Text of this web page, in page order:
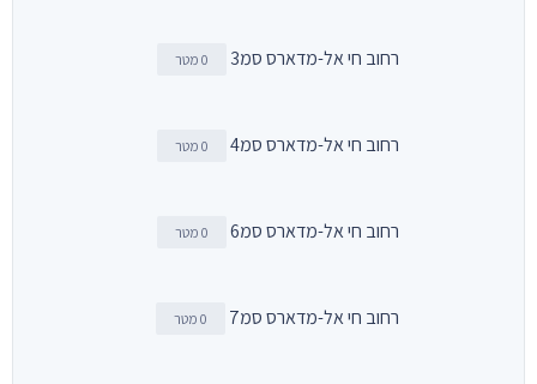
רחוב חי אל-מדארס סמ3 0 מטר
רחוב חי אל-מדארס סמ4 0 מטר
רחוב חי אל-מדארס סמ6 0 מטר
רחוב חי אל-מדארס סמ7 0 מטר